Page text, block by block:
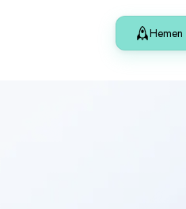
Hemen